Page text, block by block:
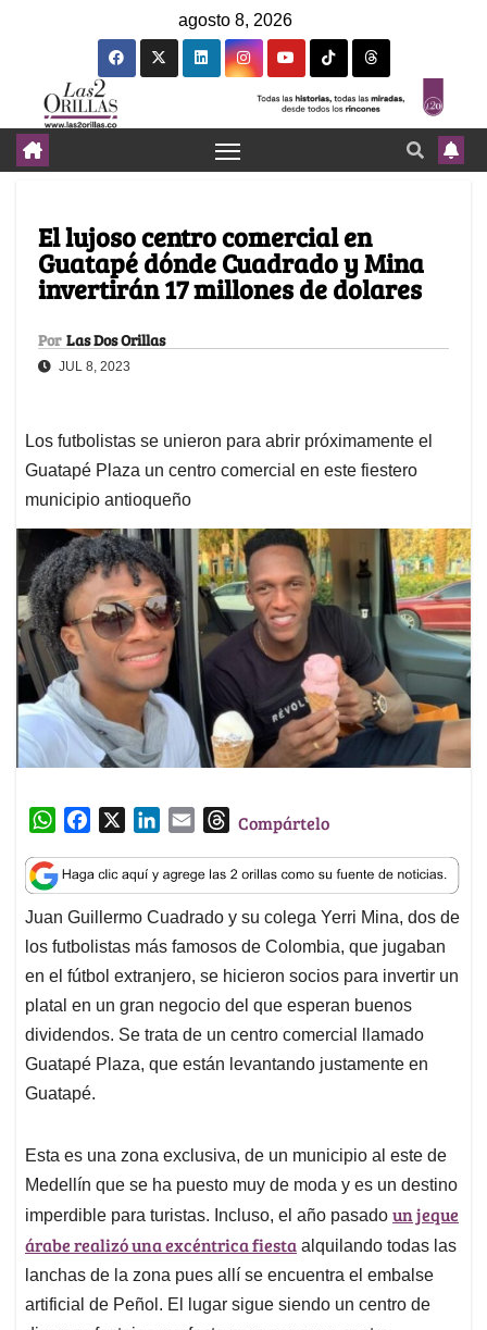
agosto 8, 2026
El lujoso centro comercial en
Guatapé dónde Cuadrado y Mina
invertirán 17 millones de dolares
Por Las Dos Orillas
JUL 8, 2023
Los futbolistas se unieron para abrir próximamente el
Guatapé Plaza un centro comercial en este fiestero
municipio antioqueño
W
a
t
s
A
p
p
c
e
b
o
o
k
n
k
e
d
I
n
a
i
l
T
r
e
a
d
s
Compártelo
Juan Guillermo Cuadrado y su colega Yerri Mina, dos de
los futbolistas más famosos de Colombia, que jugaban
en el fútbol extranjero, se hicieron socios para invertir un
platal en un gran negocio del que esperan buenos
dividendos. Se trata de un centro comercial llamado
Guatapé Plaza, que están levantando justamente en
Guatapé.
Esta es una zona exclusiva, de un municipio al este de
Medellín que se ha puesto muy de moda y es un destino
imperdible para turistas. Incluso, el año pasado un jeque
árabe realizó una excéntrica fiesta alquilando todas las
lanchas de la zona pues allí se encuentra el embalse
artificial de Peñol. El lugar sigue siendo un centro de